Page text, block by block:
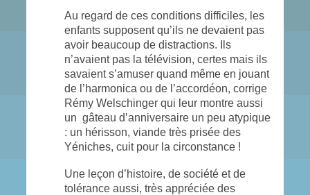
Au regard de ces conditions difficiles, les
enfants supposent qu’ils ne devaient pas
avoir beaucoup de distractions. Ils
n’avaient pas la télévision, certes mais ils
savaient s’amuser quand même en jouant
de l’harmonica ou de l’accordéon, corrige
Rémy Welschinger qui leur montre aussi
un gâteau d’anniversaire un peu atypique
: un hérisson, viande très prisée des
Yéniches, cuit pour la circonstance !
Une leçon d’histoire, de société et de
tolérance aussi, très appréciée des